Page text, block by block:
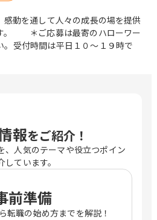
感動を通して人々の成長の場を提供
。 ＊ご応募は最寄のハローワー
。受付時間は平日１０〜１９時で
報をご紹介！
、人気のテーマや役立つポイン
ています。
前準備
転職の始め方までを解説！